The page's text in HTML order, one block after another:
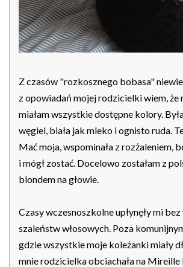
Z czasów "rozkosznego bobasa"
z opowiadań mojej rodzicielki wiem, że
miałam wszystkie dostępne kolory.
węgiel, biała jak mleko i ognisto ruda.
Mać moja, wspominała z rozżaleniem,
i mógł zostać. Docelowo zostałam z
blondem na głowie.
Czasy wczesnoszkolne upłynęły mi
szaleństw włosowych. Poza
gdzie wszystkie moje koleżanki miały
mnie rodzicielka obciachała na